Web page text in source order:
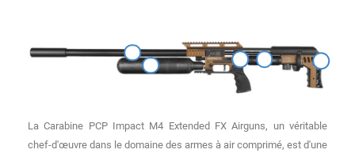
La Carabine PCP Impact M4 Extended FX Airguns, un véritable
chef-d'œuvre dans le domaine des armes à air comprimé, est d'une